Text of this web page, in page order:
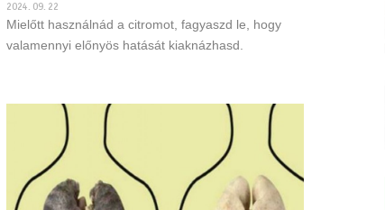
2024. 09. 22
Mielőtt használnád a citromot, fagyaszd le, hogy
valamennyi előnyös hatását kiaknázhasd.